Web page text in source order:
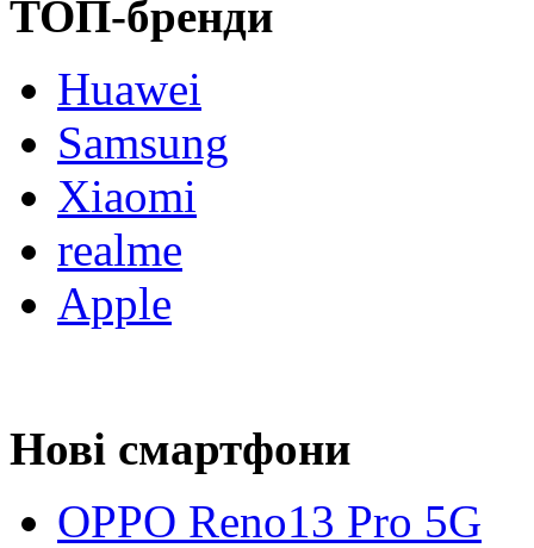
ТОП-бренди
Huawei
Samsung
Xiaomi
realme
Apple
Нові смартфони
OPPO Reno13 Pro 5G